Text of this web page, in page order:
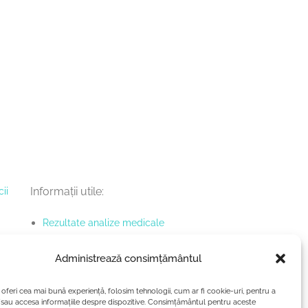
Administrează consimțământul
cea mai bună experiență, folosim tehnologii, cum ar fi cookie-uri, pentru a
accesa informațiile despre dispozitive. Consimțământul pentru aceste
Informații utile:
Rezultate analize medicale
Politică de confidențialitate
Politica cookies